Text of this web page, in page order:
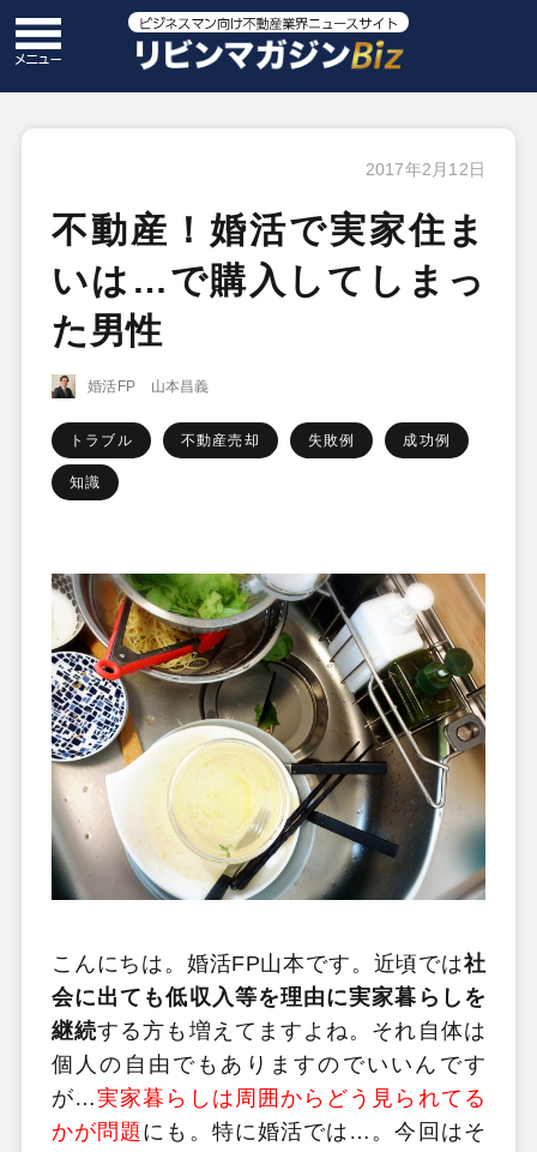
2017年2月12日
不動産！婚活で実家住ま
いは…で購入してしまっ
た男性
婚活FP 山本昌義
トラブル 不動産売却 失敗例 成功例
知識
こんにちは。婚活FP山本です。近頃では社
会に出ても低収入等を理由に実家暮らしを
継続する方も増えてますよね。それ自体は
個人の自由でもありますのでいいんです
が…実家暮らしは周囲からどう見られてる
かが問題 にも。特に婚活では…。今回はそ